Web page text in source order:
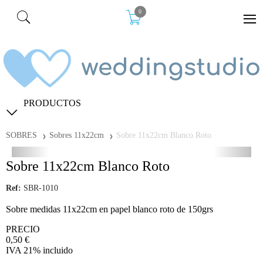
0
PRODUCTOS
SOBRES Sobres 11x22cm Sobre 11x22cm Blanco Roto
Sobre 11x22cm Blanco Roto
Ref: SBR-1010
Sobre medidas 11x22cm en papel blanco roto de 150grs
PRECIO
0,50 €
IVA 21% incluido